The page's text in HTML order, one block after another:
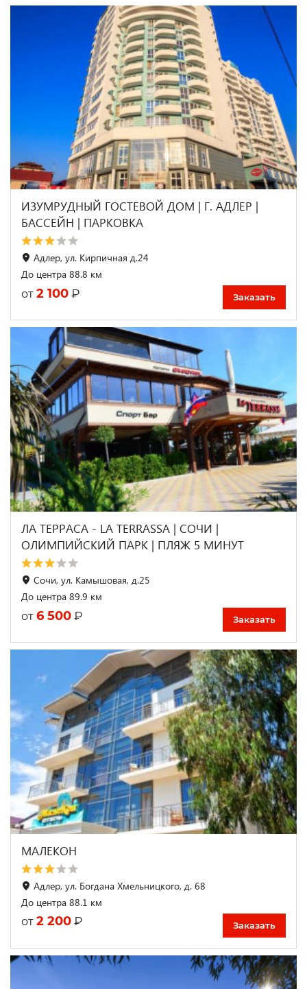
ИЗУМРУДНЫЙ ГОСТЕВОЙ ДОМ | Г. АДЛЕР |
БАССЕЙН | ПАРКОВКА
Адлер, ул. Кирпичная д.24
До центра 88.8 км
от 2 100 ₽ Заказать
ЛА ТЕРРАСА - LA TERRASSA | СОЧИ |
ОЛИМПИЙСКИЙ ПАРК | ПЛЯЖ 5 МИНУТ
Сочи, ул. Камышовая, д.25
До центра 89.9 км
от 6 500 ₽ Заказать
МАЛЕКОН
Адлер, ул. Богдана Хмельницкого, д. 68
До центра 88.1 км
от 2 200 ₽ Заказать